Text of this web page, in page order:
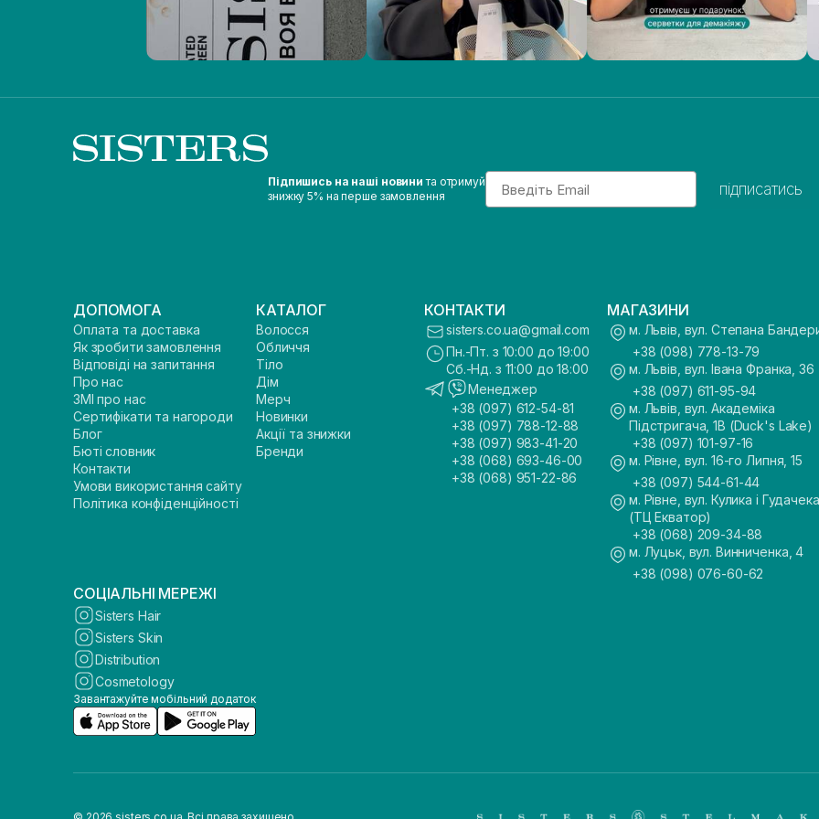
Підпишись на наші новини та отримуй
знижку 5% на перше замовлення
Email
підписатись
ДОПОМОГА
Оплата та доставка
Як зробити замовлення
Відповіді на запитання
Про нас
ЗМІ про нас
Сертифікати та нагороди
Блог
Бюті словник
Контакти
Умови використання сайту
Політика конфіденційності
КАТАЛОГ
Волосся
Обличчя
Тіло
Дім
Мерч
Новинки
Акції та знижки
Бренди
КОНТАКТИ
sisters.co.ua@gmail.com
Пн.-Пт. з 10:00 до 19:00
Сб.-Нд. з 11:00 до 18:00
Менеджер
+38 (097) 612-54-81
+38 (097) 788-12-88
+38 (097) 983-41-20
+38 (068) 693-46-00
+38 (068) 951-22-86
МАГАЗИНИ
м. Львів, вул. Степана
+38 (098) 778-13-79
м. Львів, вул. Івана Франка, 36
+38 (097) 611-95-94
м. Львів, вул. Академіка
Підстригача, 1В (Duck's Lake)
+38 (097) 101-97-16
м. Рівне, вул. 16-го Липня, 15
+38 (097) 544-61-44
м. Рівне, вул. Кулика і
(ТЦ Екватор)
+38 (068) 209-34-88
м. Луцьк, вул. Винниченка, 4
+38 (098) 076-60-62
СОЦІАЛЬНІ МЕРЕЖІ
Sisters Hair
Sisters Skin
Distribution
Cosmetology
Завантажуйте мобільний додаток